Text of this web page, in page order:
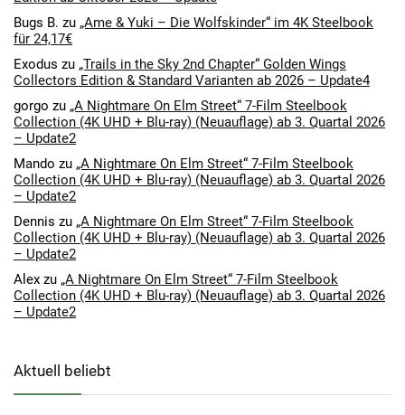
Bugs B. zu „Ame & Yuki – Die Wolfskinder“ im 4K Steelbook
für 24,17€
Exodus zu „Trails in the Sky 2nd Chapter“ Golden Wings
Collectors Edition & Standard Varianten ab 2026 – Update4
gorgo zu „A Nightmare On Elm Street“ 7-Film Steelbook
Collection (4K UHD + Blu-ray) (Neuauflage) ab 3. Quartal 2026
– Update2
Mando zu „A Nightmare On Elm Street“ 7-Film Steelbook
Collection (4K UHD + Blu-ray) (Neuauflage) ab 3. Quartal 2026
– Update2
Dennis zu „A Nightmare On Elm Street“ 7-Film Steelbook
Collection (4K UHD + Blu-ray) (Neuauflage) ab 3. Quartal 2026
– Update2
Alex zu „A Nightmare On Elm Street“ 7-Film Steelbook
Collection (4K UHD + Blu-ray) (Neuauflage) ab 3. Quartal 2026
– Update2
Aktuell beliebt